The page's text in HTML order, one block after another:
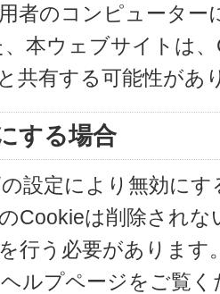
者のコンピュータ
本ウェブサイトは
共有する可能性があ
する場合
設定により無効に
Cookieは削除され
行う必要があります
ルプページをご覧く